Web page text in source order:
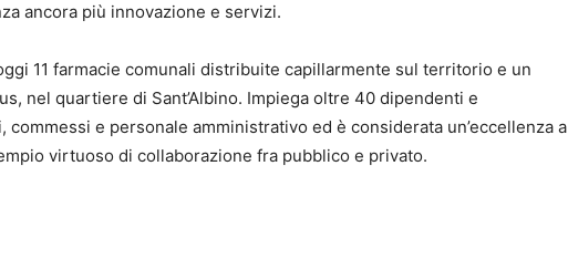
ancora più innovazione e servizi.
11 farmacie comunali distribuite capillarmente sul territorio e un
nel quartiere di Sant’Albino. Impiega oltre 40 dipendenti e
e personale amministrativo ed è considerata un’eccellenza a
virtuoso di collaborazione fra pubblico e privato.